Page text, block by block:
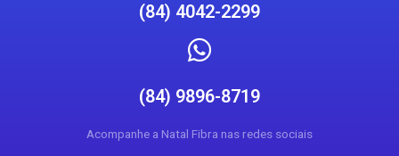
(84) 4042-2299
(84) 9896-8719
Acompanhe a Natal Fibra nas redes sociais